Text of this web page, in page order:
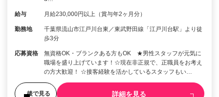
給与 月給230,000円以上（賞与年2ヶ月分）
勤務地
千葉県流山市江戸川台東／東武野田線「江戸川台駅」より徒
歩3分
応募資格
無資格OK・ブランクある方もOK ★男性スタッフが元気に
職場を盛り上げています！☆現在非正規で、正職員をお考え
の方大歓迎！ ☆接客経験を活かしているスタッフもい…
後で見る 詳細を見る